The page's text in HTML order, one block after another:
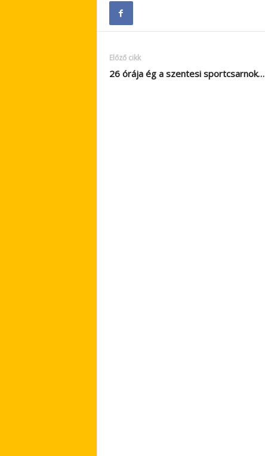
Előző cikk
26 órája ég a szentesi sportcsarnok…